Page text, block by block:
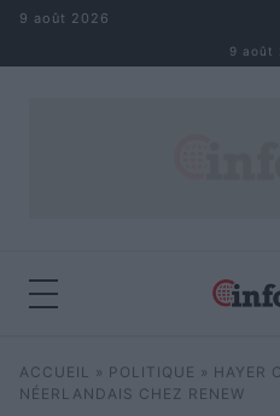
Aller au contenu
9 août 2026
9 août
Rechercher
ACCUEIL » POLITIQUE » HAYER
NÉERLANDAIS CHEZ RENEW